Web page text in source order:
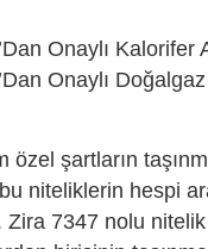
Onaylı
Onaylı
özel şartların
niteliklerin hespi
7347 nolu